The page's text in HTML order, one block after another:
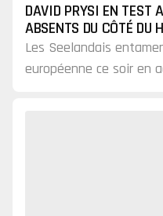
DAVID PRYSI EN TEST
ABSENTS DU CÔTÉ DU
Les Seelandais
européenne ce soir en accueillant